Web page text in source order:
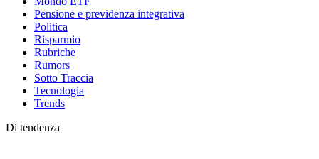
Pensione e previdenza integrativa
Politica
Risparmio
Rubriche
Rumors
Sotto Traccia
Tecnologia
Trends
Di tendenza